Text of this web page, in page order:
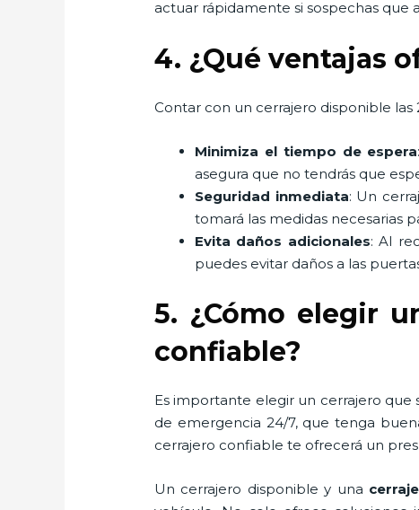
actuar rápidamente si sospechas que
4. ¿Qué ventajas
Contar con un cerrajero disponible las
Minimiza el tiempo de espera
asegura que no tendrás que
Seguridad inmediata: Un
tomará las medidas necesarias
Evita daños adicionales: Al
puedes evitar daños a las
5. ¿Cómo elegir
confiable?
Es importante elegir un cerrajero que
de emergencia 24/7, que tenga
cerrajero confiable te ofrecerá un
Un cerrajero disponible y una